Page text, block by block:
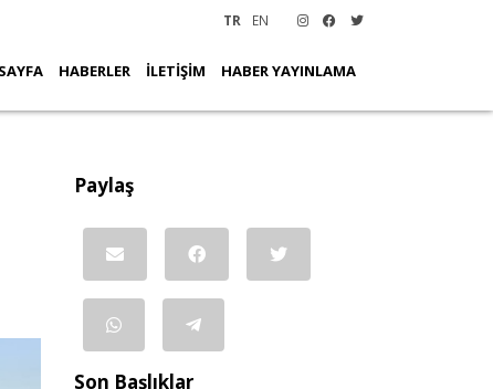
TR EN
HABERLER İLETİŞİM HABER YAYINLAMA
Paylaş
Son Başlıklar